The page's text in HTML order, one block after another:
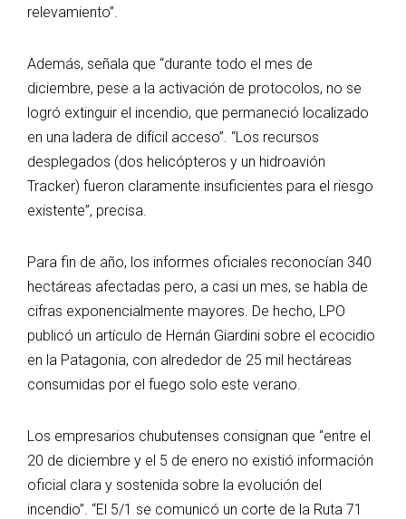
relevamiento”.
Además, señala que “durante todo el mes de
diciembre, pese a la activación de protocolos, no se
logró extinguir el incendio, que permaneció localizado
en una ladera de difícil acceso”. “Los recursos
desplegados (dos helicópteros y un hidroavión
Tracker) fueron claramente insuficientes para el riesgo
existente”, precisa.
Para fin de año, los informes oficiales reconocían 340
hectáreas afectadas pero, a casi un mes, se habla de
cifras exponencialmente mayores. De hecho, LPO
publicó un artículo de Hernán Giardini sobre el ecocidio
en la Patagonia, con alrededor de 25 mil hectáreas
consumidas por el fuego solo este verano.
Los empresarios chubutenses consignan que “entre el
20 de diciembre y el 5 de enero no existió información
oficial clara y sostenida sobre la evolución del
incendio”. “El 5/1 se comunicó un corte de la Ruta 71